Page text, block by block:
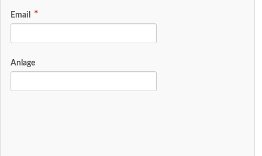
Email
Anlage